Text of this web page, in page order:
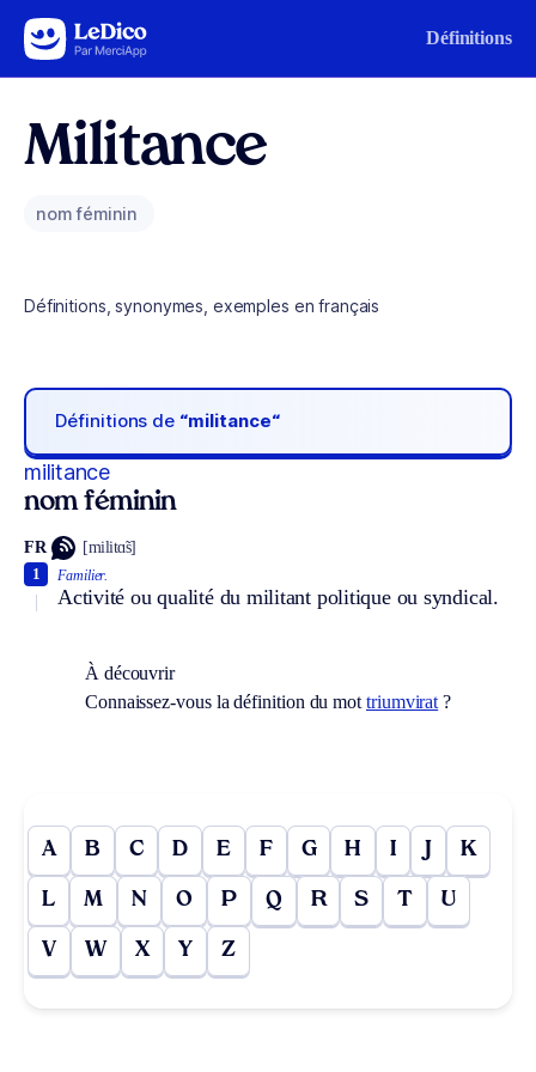
Aller au contenu Définitions
Militance
nom féminin
Définitions, synonymes, exemples en français
Définitions de “militance“
militance
nom féminin
FR [militɑ̃s]
Familier.
Activité ou qualité du militant politique ou syndical.
1
À découvrir
Connaissez-vous la définition du mot triumvirat ?
A B C D E F G H I J K
L M N O P Q R S T U
V W X Y Z